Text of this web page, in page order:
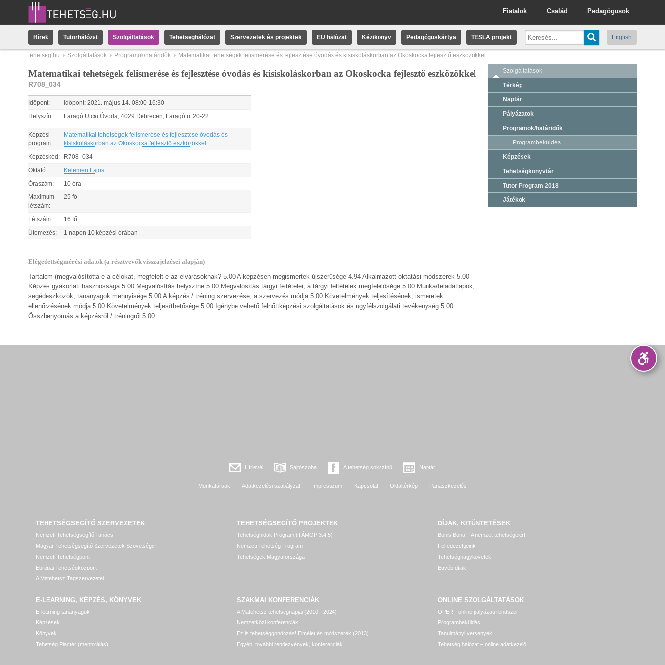
Pedagógusok
Család
Fiatalok
Hírek Tutorhálózat Szolgáltatások Tehetséghálózat Szervezetek és projektek EU hálózat Kézikönyv Pedagóguskártya TESLA projekt English
tehetseg.hu Szolgáltatások Programok/határidők Matematikai tehetségek felismerése és fejlesztése óvodás és kisiskoláskorban az Okoskocka fejlesztő eszközökkel
Matematikai tehetségek felismerése és fejlesztése óvodás és kisiskoláskorban az Okoskocka fejlesztő eszközökkel
R708_034
Időpont: Időpont: 2021. május 14 08:00-16:30
Helyszín: Faragó Utcai Óvoda; 4029 Debrecen, Faragó u. 20-22.
Képzési
program:
Matematikai tehetségek felismerése és fejlesztése óvodás és
kisiskoláskorban az Okoskocka fejlesztő eszközökkel
Képzéskód: R708_034
Oktató: Kelemen Lajos
Óraszám: 10 óra
Maximum
létszám:
25 fő
Létszám: 16 fő
Ütemezés: 1 napon 10 képzési órában
Elégedettségmérési adatok (a résztvevők visszajelzései alapján)
Tartalom (megvalósította-e a célokat, megfelelt-e az elvárásoknak? 5.00 A képzésen megismertek újszerűsége 4.94 Alkalmazott oktatási módszerek 5.00
Képzés gyakorlati hasznossága 5.00 Megvalósítás helyszíne 5.00 Megvalósítás tárgyi feltételei, a tárgyi feltételek megfelelősége 5.00 Munka/feladatlapok,
segédeszközök, tananyagok mennyisége 5.00 A képzés / tréning szervezése, a szervezés módja 5.00 Követelmények teljesítésének, ismeretek
ellenőrzésének módja 5.00 Követelmények teljesíthetősége 5.00 Igénybe vehető felnőttképzési szolgáltatások és ügyfélszolgálati tevékenység 5.00
Összbenyomás a képzésről / tréningről 5.00
Szolgáltatások
Térkép
Naptár
Pályázatok
Programok/határidők
Programbeküldés
Képzések
Tehetségkönyvtár
Tutor Program 2018
Játékok
Hírlevél Sajtószoba A tehetség sokszínű Naptár
Munkatársak Adatkezelési szabályzat Impresszum Kapcsolat Oldaltérkép Panaszkezelés
TEHETSÉGSEGÍTŐ SZERVEZETEK
Nemzeti Tehetségsegítő Tanács
Magyar Tehetségsegítő Szervezetek Szövetsége
Nemzeti Tehetségpont
Európai Tehetségközpont
A Matehetsz Tagszervezetei
TEHETSÉGSEGÍTŐ PROJEKTEK
Tehetséghidak Program (TÁMOP 3.4.5)
Nemzeti Tehetség Program
Tehetségek Magyarországa
DÍJAK, KITÜNTETÉSEK
Bonis Bona – A nemzet tehetségeiért
Felfedezettjeink
Tehetségnagykövetek
Egyéb díjak
E-LEARNING, KÉPZÉS, KÖNYVEK
E-learning tananyagok
Képzések
Könyvek
Tehetség Piactér (mentorálás)
SZAKMAI KONFERENCIÁK
A Matehetsz tehetségnapjai (2010 - 2024)
Nemzetközi konferenciák
Ez is tehetséggondozás! Elmélet és módszerek (2013)
Egyéb, további rendezvények, konferenciák
ONLINE SZOLGÁLTATÁSOK
OPER - online pályázati rendszer
Programbeküldés
Tanulmányi versenyek
Tehetség hálózat – online adatkezelő